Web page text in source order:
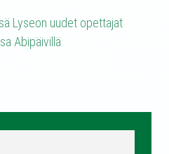
Lyseon uudet opettajat
Abipäivillä